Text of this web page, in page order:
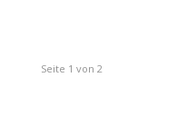
Seite 1 von 2